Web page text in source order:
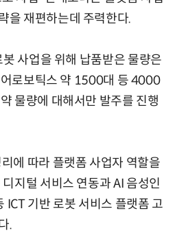
을 재편하는데 주력한다.
사업을 위해 납품받은 물량은
로보틱스 약 1500대 등 4000
물량에 대해서만 발주를 진행
에 따라 플랫폼 사업자 역할을
지털 서비스 연동과 AI 음성인
ICT 기반 로봇 서비스 플랫폼 고
.